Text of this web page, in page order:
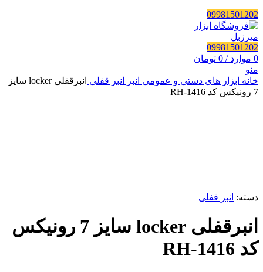
09981501202
09981501202
0 موارد /
0 تومان
منو
خانه ابزار های دستی و عمومی انبر انبر قفلی
انبرقفلی locker سایز
7 رونیکس کد RH-1416
دسته: انبر قفلی
انبرقفلی locker سایز 7 رونیکس
کد RH-1416